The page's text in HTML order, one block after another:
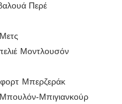
Περέ
Μετς
Μοντλουσόν
Μπερζεράκ
Μπουλόν-Μπιγιανκούρ